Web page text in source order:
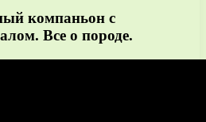
компаньон с
Все о породе.